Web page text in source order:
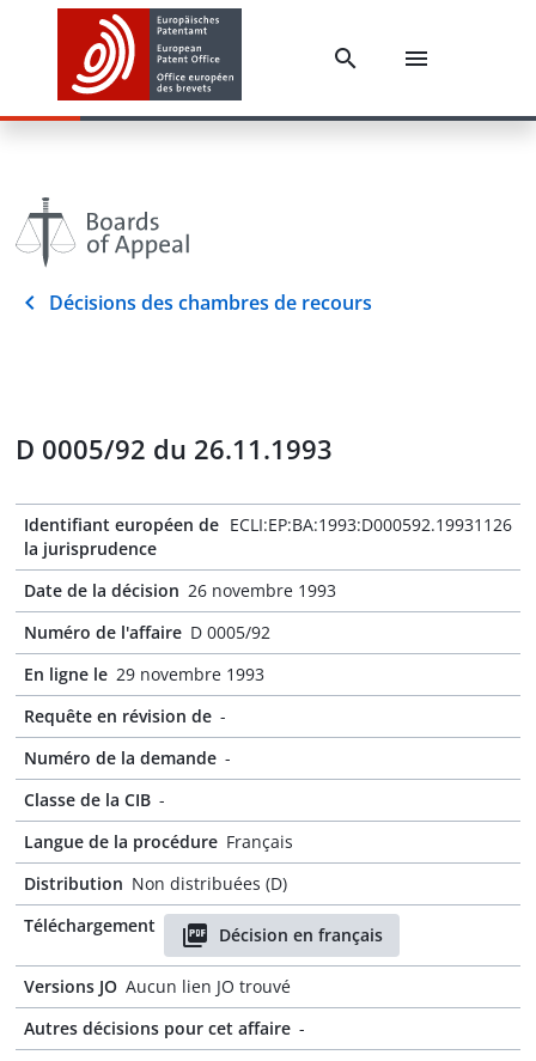
Décisions des chambres de recours
D 0005/92 du 26.11.1993
Identifiant européen de
la jurisprudence
ECLI:EP:BA:1993:D000592.19931126
Date de la décision 26 novembre 1993
Numéro de l'affaire D 0005/92
En ligne le 29 novembre 1993
Requête en révision de -
Numéro de la demande -
Classe de la CIB -
Langue de la procédure Français
Distribution Non distribuées (D)
Téléchargement
Décision en français
Versions JO Aucun lien JO trouvé
Autres décisions pour cet affaire -